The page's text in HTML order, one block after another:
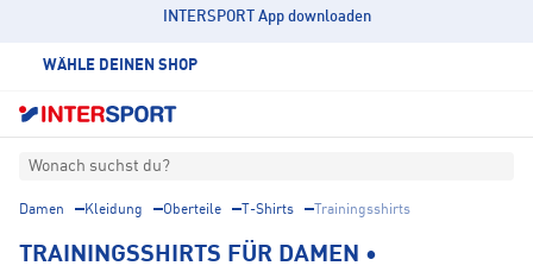
INTERSPORT App downloaden
WÄHLE DEINEN SHOP
Wonach suchst du?
Damen Kleidung Oberteile T-Shirts Trainingsshirts
TRAININGSSHIRTS FÜR DAMEN •